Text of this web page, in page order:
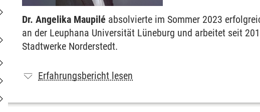
Untermenu Sustainability Reporting and Accounting
Untermenu Sustainable Chemistry & Benign by Design
Untermenu Sustainable Chemistry & Regulatory Affairs
Untermenu Umweltrecht
Untermenu Zirkuläres Wirtschaften
Dr. Angelika Maupilé absolvierte im Sommer 2023
an der Leuphana Universität Lüneburg und arbeitet seit
Stadtwerke Norderstedt.
Erfahrungsbericht lesen